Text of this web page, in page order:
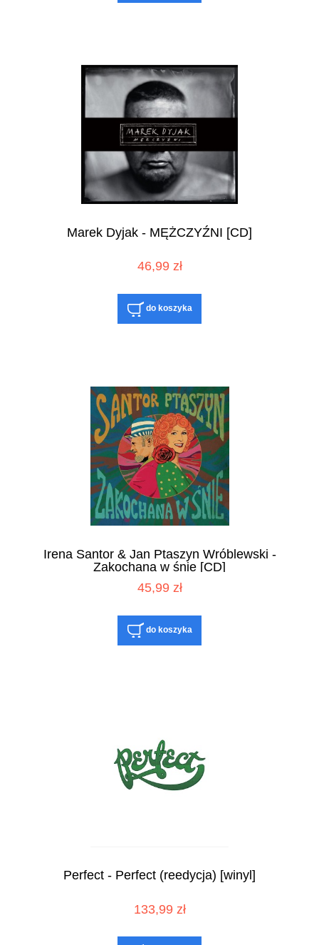
Marek Dyjak - MĘŻCZYŹNI [CD]
46,99 zł
do koszyka
Irena Santor & Jan Ptaszyn Wróblewski -
Zakochana w śnie [CD]
45,99 zł
do koszyka
Perfect - Perfect (reedycja) [winyl]
133,99 zł